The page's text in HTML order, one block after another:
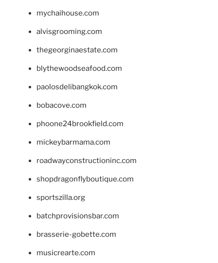
mychaihouse.com
alvisgrooming.com
thegeorginaestate.com
blythewoodseafood.com
paolosdelibangkok.com
bobacove.com
phoone24brookfield.com
mickeybarmama.com
roadwayconstructioninc.com
shopdragonflyboutique.com
sportszilla.org
batchprovisionsbar.com
brasserie-gobette.com
musicrearte.com